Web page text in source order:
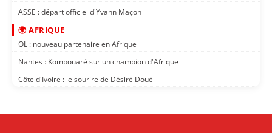
ASSE : départ officiel d'Yvann Maçon
🌍 AFRIQUE
OL : nouveau partenaire en Afrique
Nantes : Kombouaré sur un champion d'Afrique
Côte d'Ivoire : le sourire de Désiré Doué